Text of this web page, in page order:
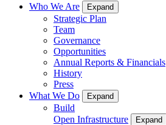
Who We Are Expand
Strategic Plan
Team
Governance
Opportunities
Annual Reports & Financials
History
Press
What We Do
Expand
Build
Open Infrastructure
Expand